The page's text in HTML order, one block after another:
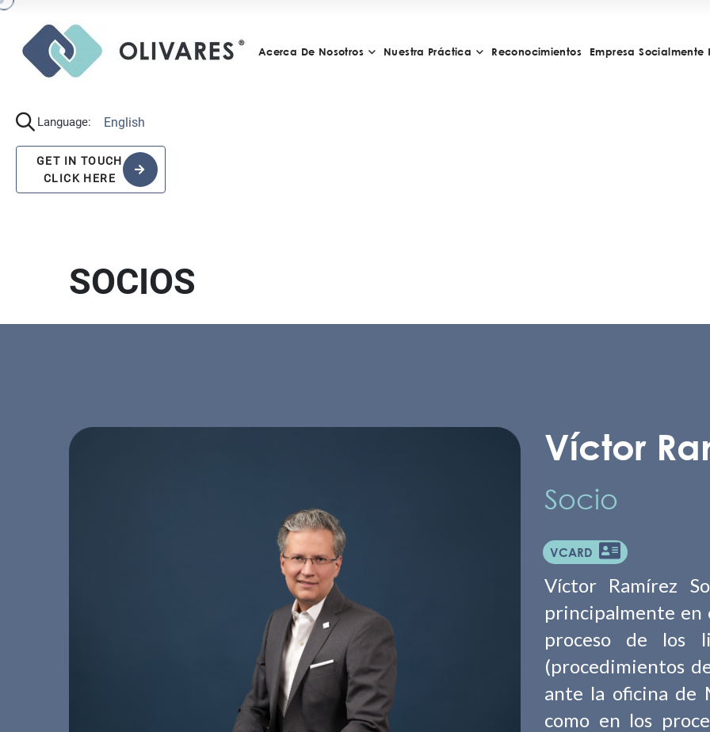
Acerca De Nosotros Nuestra Práctica Reconocimientos Empresa Socialmente
Language: English
GET IN TOUCH
CLICK HERE
SOCIOS
Víctor
Socio
VCARD
Víctor Ramírez
principalmente en
proceso de los
(procedimientos
ante la oficina de
como en los